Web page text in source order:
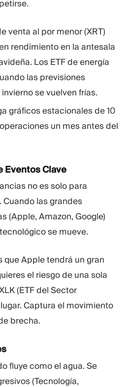
venta al por menor (XRT)
rendimiento en la antesala
Los ETF de energía
las previsiones
se vuelven frías.
gráficos estacionales de 10
un mes antes del
Eventos Clave
no es solo para
las grandes
(Apple, Amazon, Google)
se mueve.
que Apple tendrá un gran
el riesgo de una sola
(ETF del Sector
Captura el movimiento
brecha.
fluye como el agua. Se
(Tecnología,